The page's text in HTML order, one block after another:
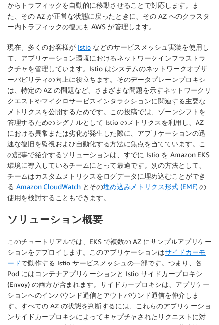
からトラフィックを自動的に移動させることで対応します。ま
た、その AZ が正常な状態に戻ったときに、その AZ へのクラスタ
ー内トラフィックの復元も AWS が管理します。
現在、多くのお客様が Istio などのサービスメッシュ実装を使用し
て、アプリケーション環境におけるネットワークインフラストラ
クチャを管理しています。Istio はシステムのネットワークオブザ
ーバビリティの向上に役立ちます。そのデータプレーンプロキシ
は、特定の AZ の問題など、さまざまな問題を示すネットワークリ
クエストやマイクロサービスインタラクションに関連する主要な
メトリクスを公開するためです。この投稿では、ゾーンシフトを
管理するためのシグナルとして Istio のメトリクスを利用し、AZ
における異常または劣化が発生した際に、アプリケーションの迅
速な復旧を監視および自動化する方法に焦点を当てています。こ
の記事で紹介するソリューションは、すでに Istio を Amazon EKS
環境に導入しているチームにとって最適です。別の方法として、
チームはカスタムメトリクスをログデータに埋め込むことができ
る Amazon CloudWatch とその埋め込みメトリクス形式 (EMF) の
使用を検討することもできます。
ソリューション概要
このチュートリアルでは、EKS で複数の AZ にサンプルアプリケー
ションをデプロイします。このアプリケーションはサイドカーモ
ードで動作する Istio サービスメッシュの一部です。つまり、各
Pod にはコンテナアプリケーションと Istio サイドカープロキシ
(Envoy) の両方が含まれます。サイドカープロキシは、アプリケー
ションへのインバウンド通信とアウトバウンド通信を仲介しま
す。すべての AZ の状態を判断するには、これらのアプリケーショ
ンサイドカープロキシによってキャプチャされたリクエストに対